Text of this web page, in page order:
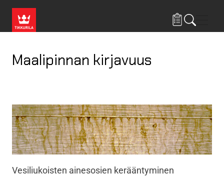
Maalipinnan kirjavuus
Vesiliukoisten ainesosien kerääntyminen